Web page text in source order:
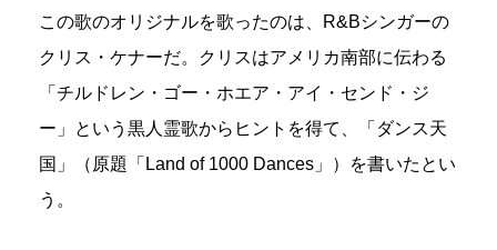
この歌のオリジナルを歌ったのは、R&Bシンガーの
クリス・ケナーだ。クリスはアメリカ南部に伝わる
「チルドレン・ゴー・ホエア・アイ・センド・ジ
ー」という黒人霊歌からヒントを得て、「ダンス天
国」（原題「Land of 1000 Dances」）を書いたとい
う。